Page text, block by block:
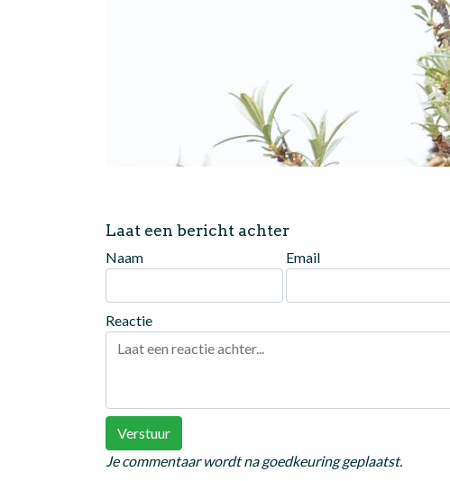
Laat een bericht achter
Naam Email
Reactie
Verstuur
Je commentaar wordt na goedkeuring geplaatst.